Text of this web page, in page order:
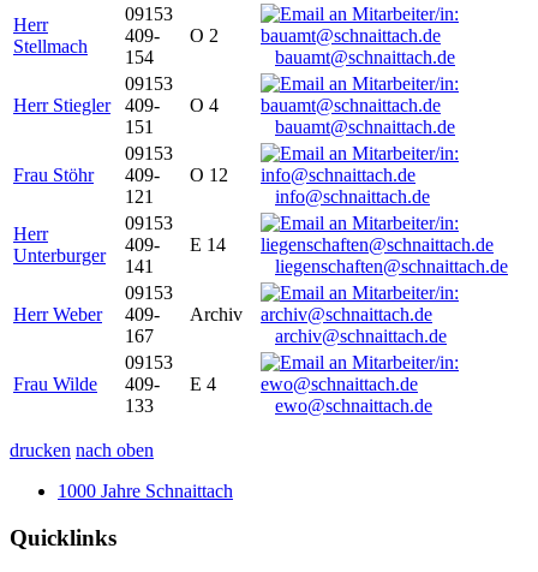
Herr
Stellmach
09153
409-
154
O 2
bauamt@schnaittach.de
Herr Stiegler
09153
409-
151
O 4
bauamt@schnaittach.de
Frau Stöhr
09153
409-
121
O 12
info@schnaittach.de
Herr
Unterburger
09153
409-
141
E 14
liegenschaften@schnaittach.de
Herr Weber
09153
409-
167
Archiv
archiv@schnaittach.de
Frau Wilde
09153
409-
133
E 4
ewo@schnaittach.de
drucken nach oben
1000 Jahre Schnaittach
Quicklinks